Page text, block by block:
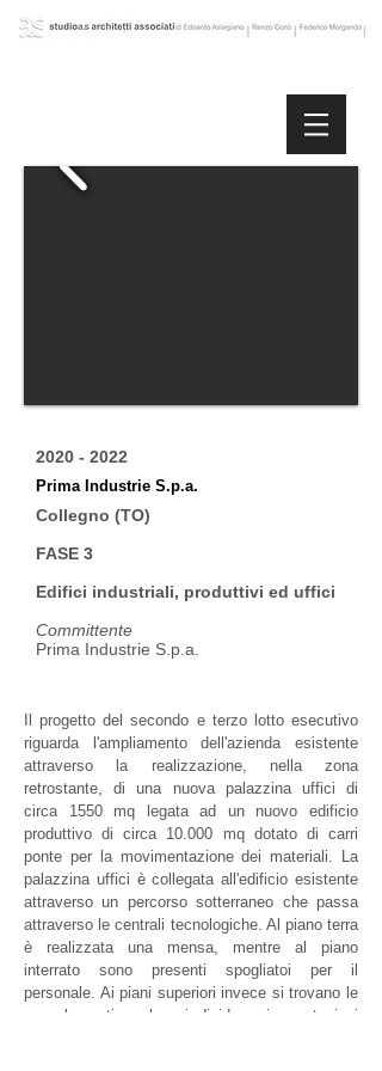
Prima Industrie S.p.a.
2020 - 2022
Collegno (TO)
FASE 3
Edifici industriali, produttivi ed uffici
Committente
Prima Industrie S.p.a.
Il progetto del secondo e terzo lotto esecutivo
riguarda l'ampliamento dell'azienda esistente
attraverso la realizzazione, nella zona
retrostante, di una nuova palazzina uffici di
circa 1550 mq legata ad un nuovo edificio
produttivo di circa 10.000 mq dotato di carri
ponte per la movimentazione dei materiali. La
palazzina uffici è collegata all'edificio esistente
attraverso un percorso sotterraneo che passa
attraverso le centrali tecnologiche. Al piano terra
è realizzata una mensa, mentre al piano
interrato sono presenti spogliatoi per il
personale. Ai piani superiori invece si trovano le
aree lavorative che si dividono in postazioni